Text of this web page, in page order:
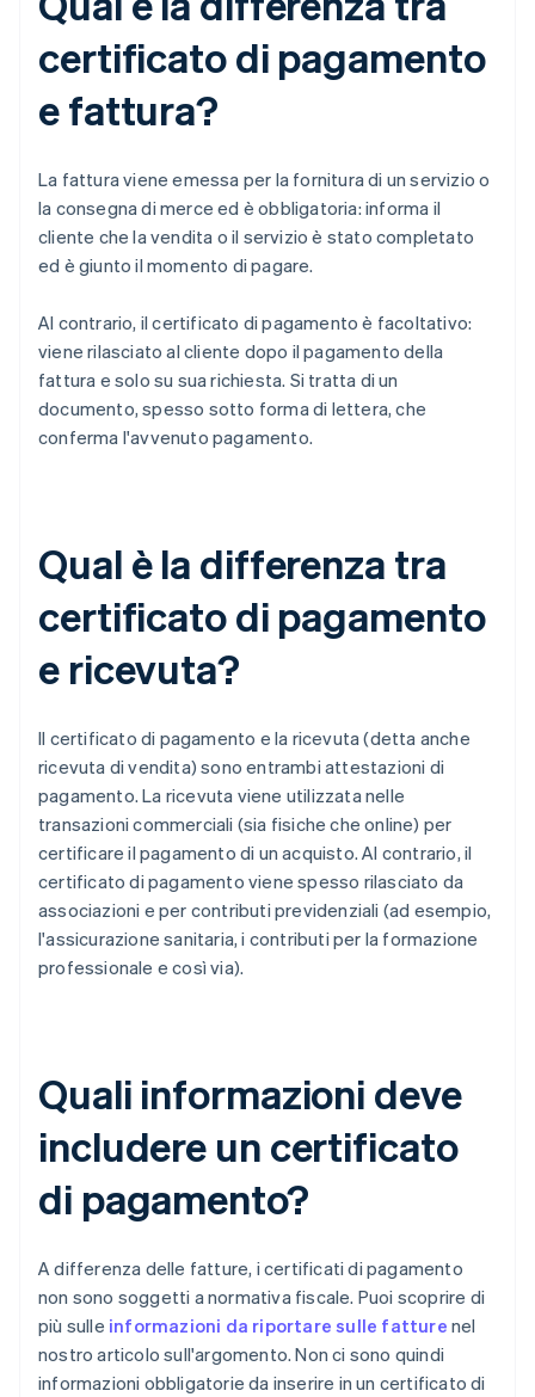
certificato di pagamento
e fattura?
La fattura viene emessa per la fornitura di un servizio o
la consegna di merce ed è obbligatoria: informa il
cliente che la vendita o il servizio è stato completato
ed è giunto il momento di pagare.
Al contrario, il certificato di pagamento è facoltativo:
viene rilasciato al cliente dopo il pagamento della
fattura e solo su sua richiesta. Si tratta di un
documento, spesso sotto forma di lettera, che
conferma l'avvenuto pagamento.
Qual è la differenza tra
certificato di pagamento
e ricevuta?
Il certificato di pagamento e la ricevuta (detta anche
ricevuta di vendita) sono entrambi attestazioni di
pagamento. La ricevuta viene utilizzata nelle
transazioni commerciali (sia fisiche che online) per
certificare il pagamento di un acquisto. Al contrario, il
certificato di pagamento viene spesso rilasciato da
associazioni e per contributi previdenziali (ad esempio,
l'assicurazione sanitaria, i contributi per la formazione
professionale e così via).
Quali informazioni deve
includere un certificato
di pagamento?
A differenza delle fatture, i certificati di pagamento
non sono soggetti a normativa fiscale. Puoi scoprire di
più sulle informazioni da riportare sulle fatture nel
nostro articolo sull'argomento. Non ci sono quindi
informazioni obbligatorie da inserire in un certificato di